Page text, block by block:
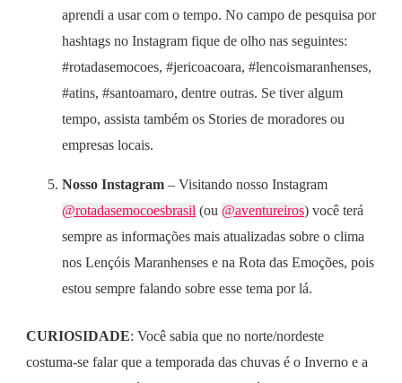
aprendi a usar com o tempo. No campo de pesquisa por
hashtags no Instagram fique de olho nas seguintes:
#rotadasemocoes, #jericoacoara, #lencoismaranhenses,
#atins, #santoamaro, dentre outras. Se tiver algum
tempo, assista também os Stories de moradores ou
empresas locais.
Nosso Instagram – Visitando nosso Instagram
@rotadasemocoesbrasil (ou @aventureiros) você terá
sempre as informações mais atualizadas sobre o clima
nos Lençóis Maranhenses e na Rota das Emoções, pois
estou sempre falando sobre esse tema por lá.
CURIOSIDADE: Você sabia que no norte/nordeste
costuma-se falar que a temporada das chuvas é o Inverno e a